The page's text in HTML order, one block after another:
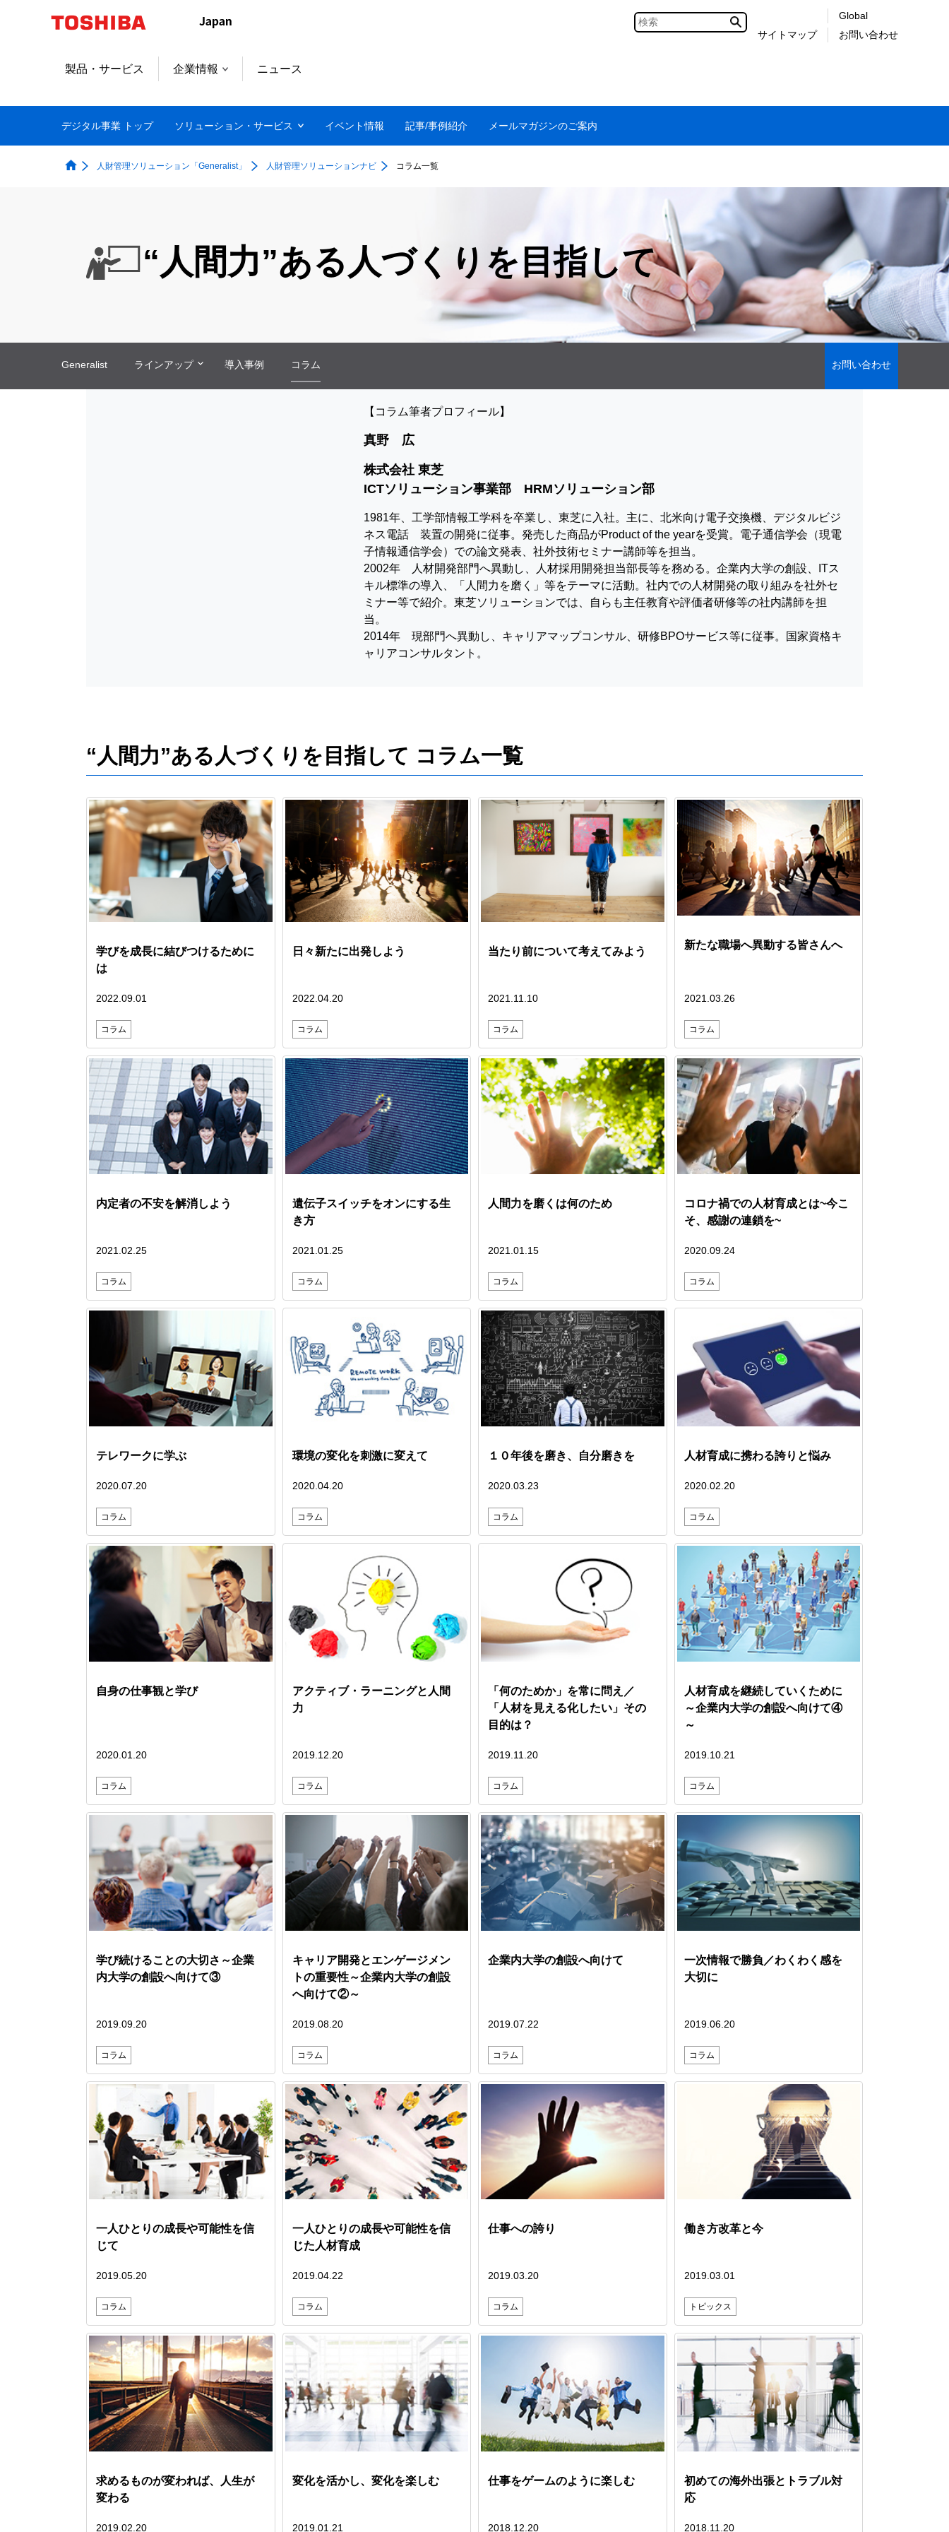
ャ
プ
サイトマップ
Global
お問い合わせ
製品・サービス 企業情報 ニュース
デジタル事業 トップ ソリューション・サービス イベント情報 記事/事例紹介 メールマガジンのご案内
人財管理ソリューション「Generalist」 人財管理ソリューションナビ コラム一覧
“人間力”ある人づくりを目指して
Generalist ラインアップ 導入事例 コラム お問い合わせ
【コラム筆者プロフィール】
真野 広
株式会社 東芝
ICTソリューション事業部 HRMソリューション部
1981年、工学部情報工学科を卒業し、東芝に入社。主に、北米向け電子交換機、デジタルビジ
ネス電話 装置の開発に従事。発売した商品がProduct of the yearを受賞。電子通信学会（現電
子情報通信学会）での論文発表、社外技術セミナー講師等を担当。
2002年 人材開発部門へ異動し、人材採用開発担当部長等を務める。企業内大学の創設、ITス
キル標準の導入、「人間力を磨く」等をテーマに活動。社内での人材開発の取り組みを社外セ
ミナー等で紹介。東芝ソリューションでは、自らも主任教育や評価者研修等の社内講師を担
当。
2014年 現部門へ異動し、キャリアマップコンサル、研修BPOサービス等に従事。国家資格キ
ャリアコンサルタント。
“人間力”ある人づくりを目指して コラム一覧
学びを成長に結びつけるために
は
2022.09.01
コラム
日々新たに出発しよう
2022.04.20
コラム
当たり前について考えてみよう
2021.11.10
コラム
新たな職場へ異動する皆さんへ
2021.03.26
コラム
内定者の不安を解消しよう
2021.02.25
コラム
遺伝子スイッチをオンにする生
き方
2021.01.25
コラム
人間力を磨くは何のため
2021.01.15
コラム
コロナ禍での人材育成とは~今こ
そ、感謝の連鎖を~
2020.09.24
コラム
テレワークに学ぶ
2020.07.20
コラム
環境の変化を刺激に変えて
2020.04.20
コラム
１０年後を磨き、自分磨きを
2020.03.23
コラム
人材育成に携わる誇りと悩み
2020.02.20
コラム
自身の仕事観と学び
2020.01.20
コラム
アクティブ・ラーニングと人間
力
2019.12.20
コラム
「何のためか」を常に問え／
「人材を見える化したい」その
目的は？
2019.11.20
コラム
人材育成を継続していくために
～企業内大学の創設へ向けて④
～
2019.10.21
コラム
学び続けることの大切さ～企業
内大学の創設へ向けて③
2019.09.20
コラム
キャリア開発とエンゲージメン
トの重要性～企業内大学の創設
へ向けて②～
2019.08.20
コラム
企業内大学の創設へ向けて
2019.07.22
コラム
一次情報で勝負／わくわく感を
大切に
2019.06.20
コラム
一人ひとりの成長や可能性を信
じて
2019.05.20
コラム
一人ひとりの成長や可能性を信
じた人材育成
2019.04.22
コラム
仕事への誇り
2019.03.20
コラム
働き方改革と今
2019.03.01
トピックス
求めるものが変われば、人生が
変わる
2019.02.20
変化を活かし、変化を楽しむ
2019.01.21
仕事をゲームのように楽しむ
2018.12.20
初めての海外出張とトラブル対
応
2018.11.20